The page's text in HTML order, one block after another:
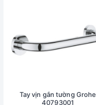
Tay vịn gắn tường Grohe
40793001